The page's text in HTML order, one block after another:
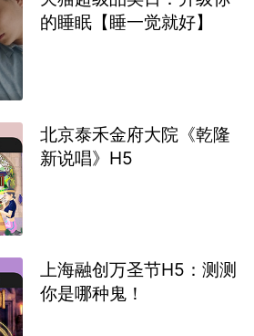
的睡眠【睡一觉就好】
北京泰禾金府大院《乾隆
新说唱》H5
上海融创万圣节H5：测测
你是哪种鬼！